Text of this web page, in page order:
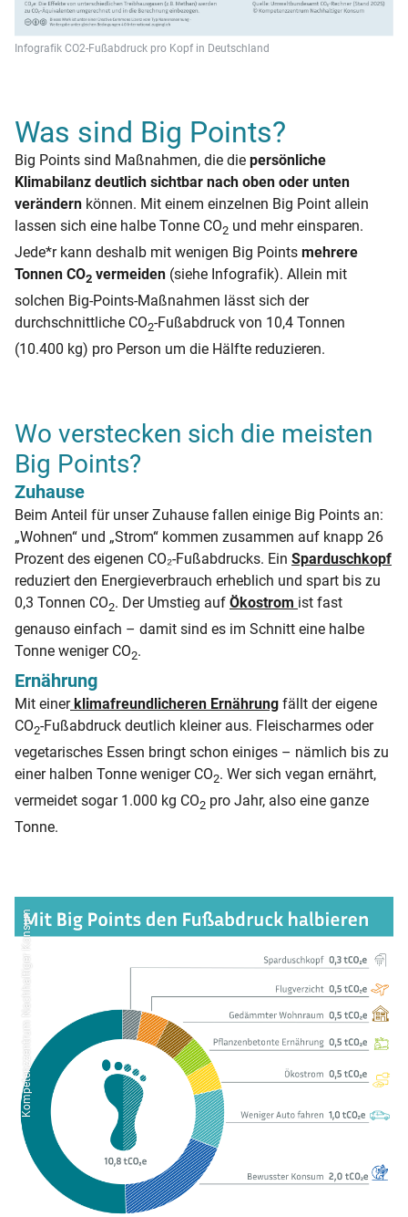
Infografik CO2-Fußabdruck pro Kopf in Deutschland
Was sind Big Points?
Big Points sind Maßnahmen, die die persönliche
Klimabilanz deutlich sichtbar nach oben oder unten
verändern können. Mit einem einzelnen Big Point allein
lassen sich eine halbe Tonne CO2 und mehr einsparen.
Jede*r kann deshalb mit wenigen Big Points mehrere
Tonnen CO2 vermeiden (siehe Infografik). Allein mit
solchen Big-Points-Maßnahmen lässt sich der
durchschnittliche CO2-Fußabdruck von 10,4 Tonnen
(10.400 kg) pro Person um die Hälfte reduzieren.
Wo verstecken sich die meisten
Big Points?
Zuhause
Beim Anteil für unser Zuhause fallen einige Big Points an:
„Wohnen“ und „Strom“ kommen zusammen auf knapp 26
Prozent des eigenen CO₂-Fußabdrucks. Ein Sparduschkopf
reduziert den Energieverbrauch erheblich und spart bis zu
0,3 Tonnen CO2. Der Umstieg auf Ökostrom ist fast
genauso einfach – damit sind es im Schnitt eine halbe
Tonne weniger CO2.
Ernährung
Mit einerklimafreundlicheren Ernährung fällt der eigene
CO2-Fußabdruck deutlich kleiner aus. Fleischarmes oder
vegetarisches Essen bringt schon einiges – nämlich bis zu
einer halben Tonne weniger CO2. Wer sich vegan ernährt,
vermeidet sogar 1.000 kg CO2 pro Jahr, also eine ganze
Tonne.
Kompetenzzentrum Nachhaltiger Konsum